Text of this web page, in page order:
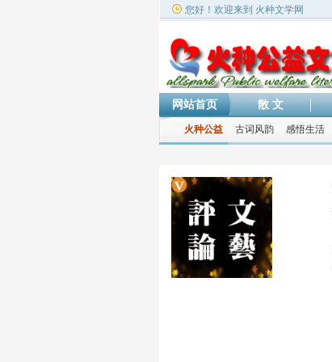
您好！欢迎来到 火种文学网
网站首页 散 文
火种公益 古词风韵 感悟生活